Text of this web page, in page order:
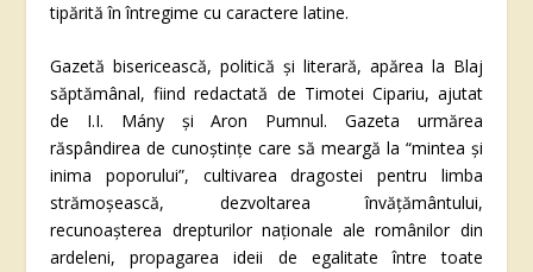
tipărită în întregime cu caractere latine.
Gazetă bisericească, politică și literară, apărea la Blaj
săptămânal, fiind redactată de Timotei Cipariu, ajutat
de I.I. Mány și Aron Pumnul. Gazeta urmărea
răspândirea de cunoștințe care să meargă la “mintea și
inima poporului”, cultivarea dragostei pentru limba
strămoșească, dezvoltarea învățământului,
recunoașterea drepturilor naționale ale românilor din
ardeleni, propagarea ideii de egalitate între toate